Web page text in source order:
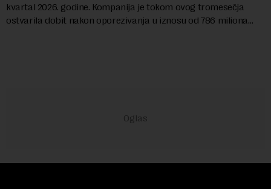
kvartal 2026. godine. Kompanija je tokom ovog tromesečja
ostvarila dobit nakon oporezivanja u iznosu od 786 miliona